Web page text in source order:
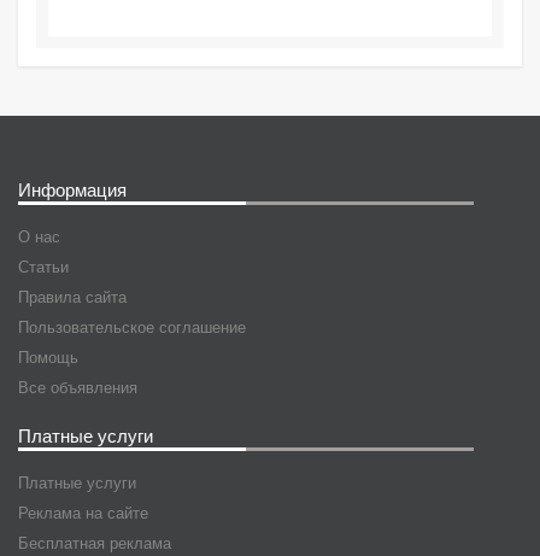
Информация
О нас
Статьи
Правила сайта
Пользовательское соглашение
Помощь
Все объявления
Платные услуги
Платные услуги
Реклама на сайте
Бесплатная реклама